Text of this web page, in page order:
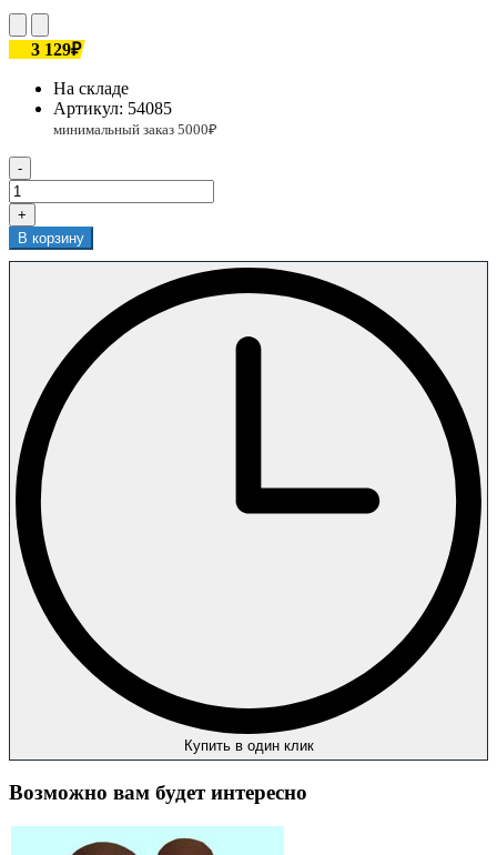
3 129₽
На складе
Артикул: 54085
-
+
В корзину
Купить в один клик
Возможно вам будет интересно